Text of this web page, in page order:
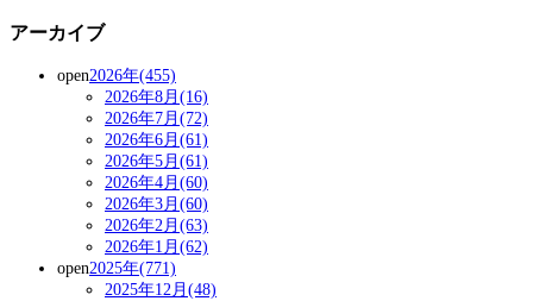
アーカイブ
open2026年(455)
2026年8月(16)
2026年7月(72)
2026年6月(61)
2026年5月(61)
2026年4月(60)
2026年3月(60)
2026年2月(63)
2026年1月(62)
open2025年(771)
2025年12月(48)